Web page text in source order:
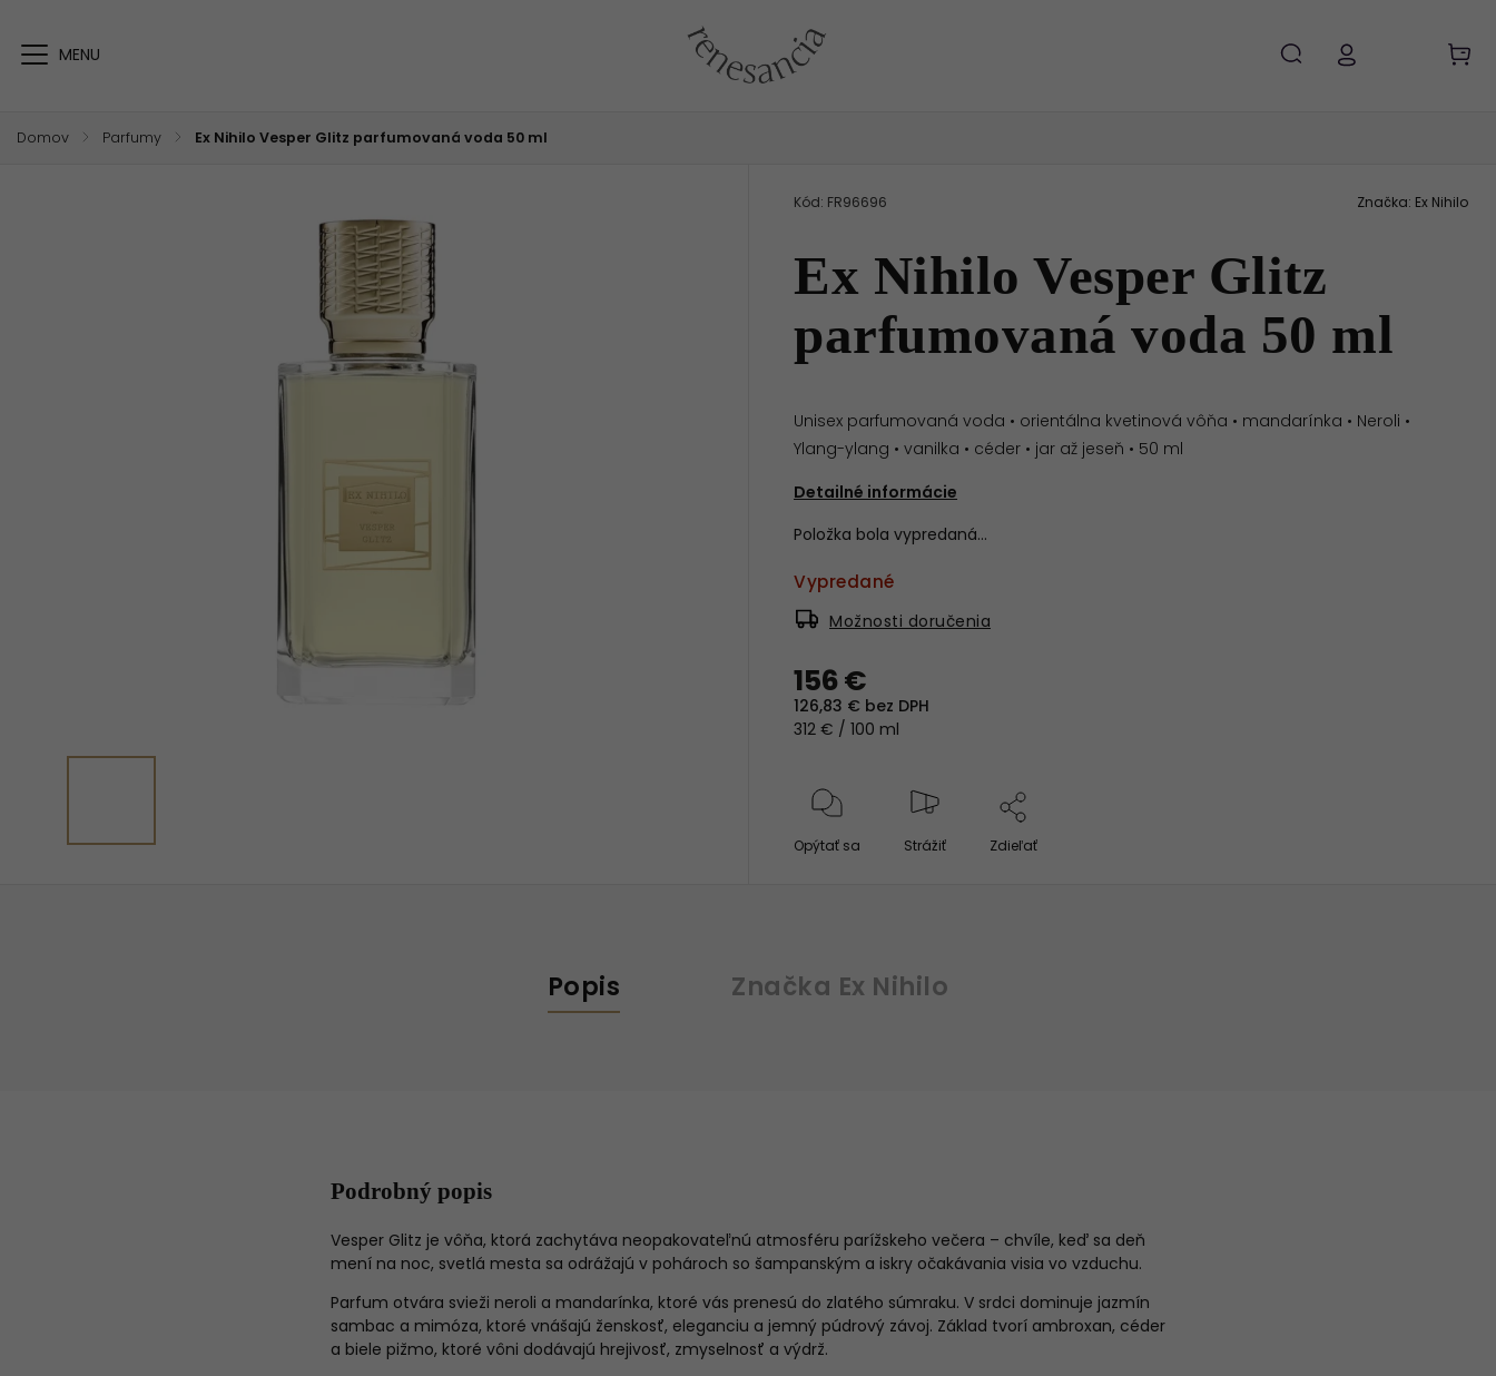
Domov / Parfumy / Ex Nihilo Vesper Glitz parfumovaná voda 50 ml
Ex Nihilo Vesper Glitz
parfumovaná voda 50 ml
Kód: FR96696
Unisex parfumovaná voda • orientálna kvetinová vôňa • mandarínka • Neroli •
Ylang-ylang • vanilka • céder • jar až jeseň • 50 ml
Detailné informácie
Značka: Ex Nihilo
Položka bola vypredaná…
156 €
126,83 € bez DPH
312 € / 100 ml
Vypredané
Možnosti doručenia
Opýtať sa Strážiť Zdieľať
Popis Značka Ex Nihilo
Podrobný popis
Vesper Glitz je vôňa, ktorá zachytáva neopakovateľnú atmosféru parížskeho večera – chvíle, keď sa deň
mení na noc, svetlá mesta sa odrážajú v pohároch so šampanským a iskry očakávania visia vo vzduchu.
Parfum otvára svieži neroli a mandarínka, ktoré vás prenesú do zlatého súmraku. V srdci dominuje jazmín
sambac a mimóza, ktoré vnášajú ženskosť, eleganciu a jemný púdrový závoj. Základ tvorí ambroxan, céder
a biele pižmo, ktoré vôni dodávajú hrejivosť, zmyselnosť a výdrž.